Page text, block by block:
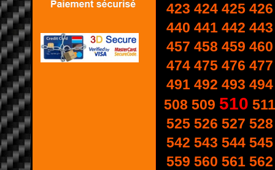
423 424 425 426
440 441 442 443
457 458 459 460
474 475 476 477
491 492 493 494
508 509 510 511
525 526 527 528
542 543 544 545
559 560 561 562